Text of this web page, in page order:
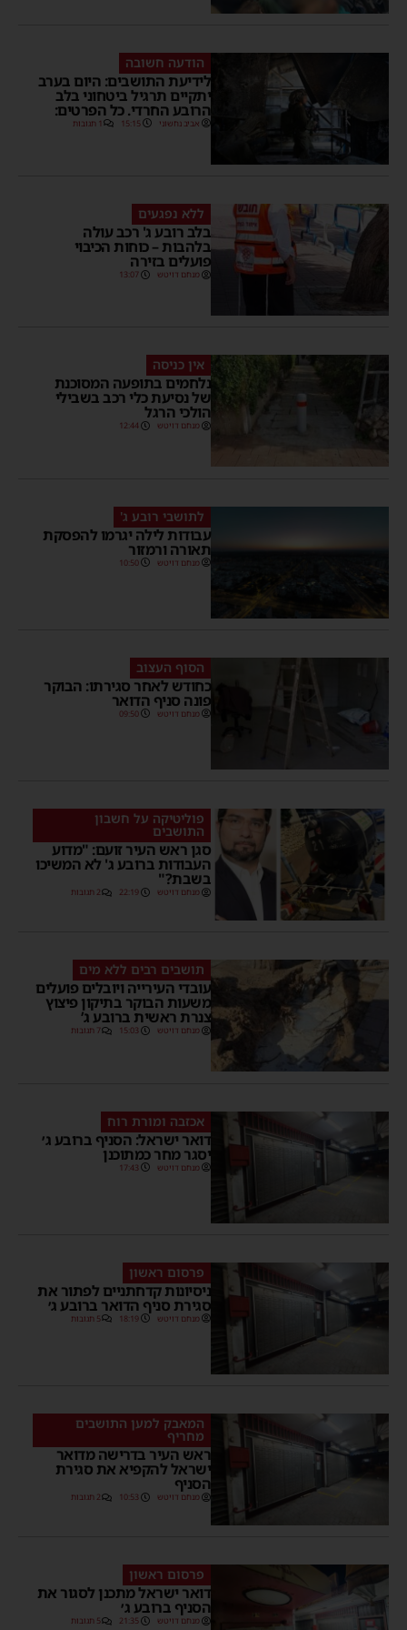
הודעה חשובה
לידיעת התושבים: היום בערב
יתקיים תרגיל ביטחוני בלב
הרובע החרדי. כל הפרטים:
אביב נחשוני 15:15 1 תגובות
ללא נפגעים
בלב רובע ג' רכב עולה
בלהבות – כוחות הכיבוי
פועלים בזירה
מנחם דויטש 13:07
אין כניסה
נלחמים בתופעה המסוכנת
של נסיעת כלי רכב בשבילי
הולכי הרגל
מנחם דויטש 12:44
לתושבי רובע ג'
עבודות לילה יגרמו להפסקת
תאורה ורמזור
מנחם דויטש 10:50
הסוף העצוב
כחודש לאחר סגירתו: הבוקר
פונה סניף הדואר
מנחם דויטש 09:50
פוליטיקה על חשבון
התושבים
סגן ראש העיר זועם: "מדוע
העבודות ברובע ג' לא המשיכו
בשבת?"
מנחם דויטש 22:19 2 תגובות
תושבים רבים ללא מים
עובדי העירייה ויובלים פועלים
משעות הבוקר בתיקון פיצוץ
צנרת ראשית ברובע ג’
מנחם דויטש 15:03 7 תגובות
אכזבה ומורת רוח
דואר ישראל: הסניף ברובע ג׳
יסגר מחר כמתוכנן
מנחם דויטש 17:43
פרסום ראשון
ניסיונות קדחתניים לפתור את
סגירת סניף הדואר ברובע ג׳
מנחם דויטש 18:19 5 תגובות
המאבק למען התושבים
מחריף
ראש העיר בדרישה מדואר
ישראל להקפיא את סגירת
הסניף
מנחם דויטש 10:53 2 תגובות
פרסום ראשון
דואר ישראל מתכנן לסגור את
הסניף ברובע ג׳
מנחם דויטש 21:35 5 תגובות